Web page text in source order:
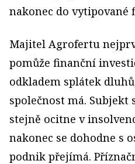
nakonec do
Majitel Agrofertu
pomůže finanční
odkladem splátek
společnost má. Subjekt
stejně ocitne v
nakonec se dohodne s
podnik přejímá.